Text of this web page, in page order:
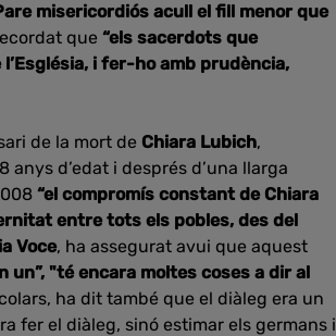
misericordiós acull el fill menor que
que “els sacerdots que
i fer-ho amb prudència,
de la mort de Chiara Lubich,
anys d’edat i després d’una llarga
“el compromís constant de Chiara
entre tots els pobles, des del
Voce, ha assegurat avui que aquest
un”, "té encara moltes coses a dir al
ha dit també que el diàleg era un
fer el diàleg, sinó estimar els germans i